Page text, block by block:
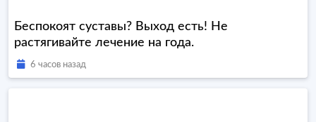
Беспокоят суставы? Выход есть! Не
растягивайте лечение на года.
6 часов назад